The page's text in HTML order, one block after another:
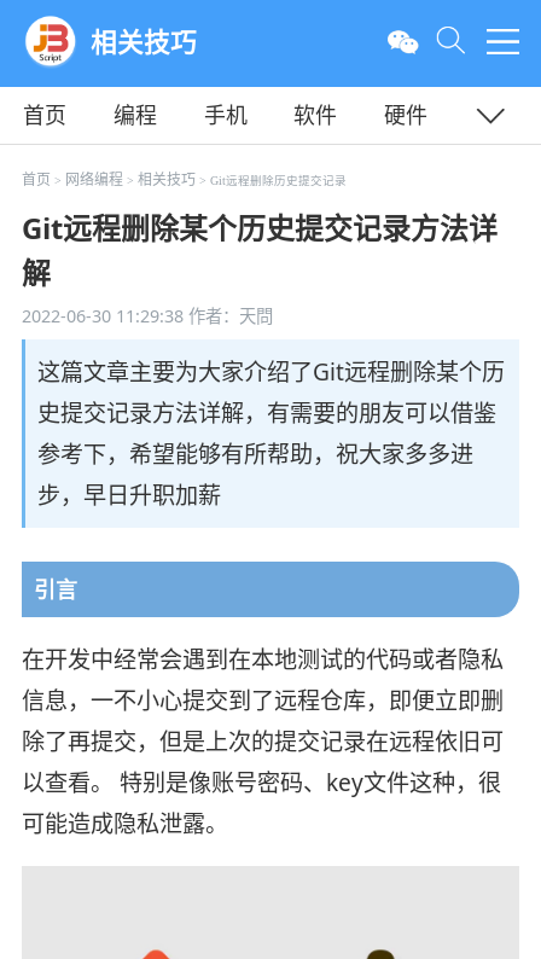
相关技巧
首页 编程 手机 软件
硬件
教程
平面 服务器
首页 > 网络编程 > 相关技巧 > Git远程删除历史提交记录
Git远程删除某个历史提交记录方法详
解
2022-06-30 11:29:38作者：天問
这篇文章主要为大家介绍了Git远程删除某个历
史提交记录方法详解，有需要的朋友可以借鉴
参考下，希望能够有所帮助，祝大家多多进
步，早日升职加薪
引言
在开发中经常会遇到在本地测试的代码或者隐私
信息，一不小心提交到了远程仓库，即便立即删
除了再提交，但是上次的提交记录在远程依旧可
以查看。 特别是像账号密码、key文件这种，很
可能造成隐私泄露。